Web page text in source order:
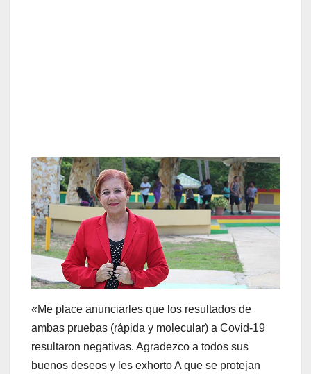
«Me place anunciarles que los resultados de
ambas pruebas (rápida y molecular) a Covid-19
resultaron negativas. Agradezco a todos sus
buenos deseos y les exhorto A que se protejan